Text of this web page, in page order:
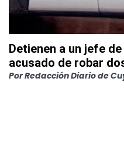
Detienen a un jefe
acusado de robar
PorRedacción Diario de